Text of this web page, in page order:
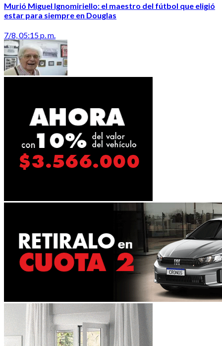
Murió Miguel Ignomiriello: el maestro del fútbol que eligió
estar para siempre en Douglas
7/8, 05:15 p. m.